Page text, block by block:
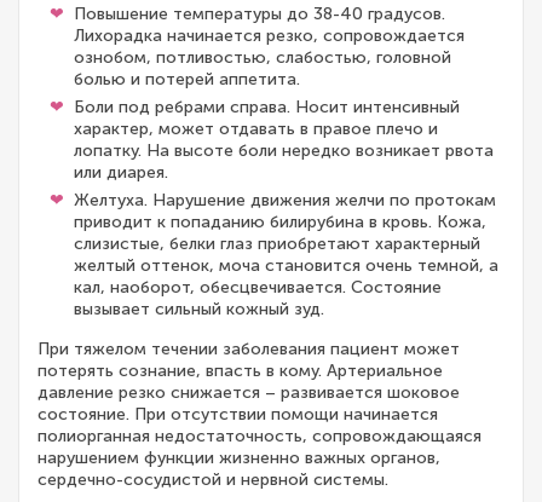
Повышение температуры до 38-40 градусов.
Лихорадка начинается резко, сопровождается
ознобом, потливостью, слабостью, головной
болью и потерей аппетита.
Боли под ребрами справа. Носит интенсивный
характер, может отдавать в правое плечо и
лопатку. На высоте боли нередко возникает рвота
или диарея.
Желтуха. Нарушение движения желчи по протокам
приводит к попаданию билирубина в кровь. Кожа,
слизистые, белки глаз приобретают характерный
желтый оттенок, моча становится очень темной, а
кал, наоборот, обесцвечивается. Состояние
вызывает сильный кожный зуд.
При тяжелом течении заболевания пациент может
потерять сознание, впасть в кому. Артериальное
давление резко снижается – развивается шоковое
состояние. При отсутствии помощи начинается
полиорганная недостаточность, сопровождающаяся
нарушением функции жизненно важных органов,
сердечно-сосудистой и нервной системы.